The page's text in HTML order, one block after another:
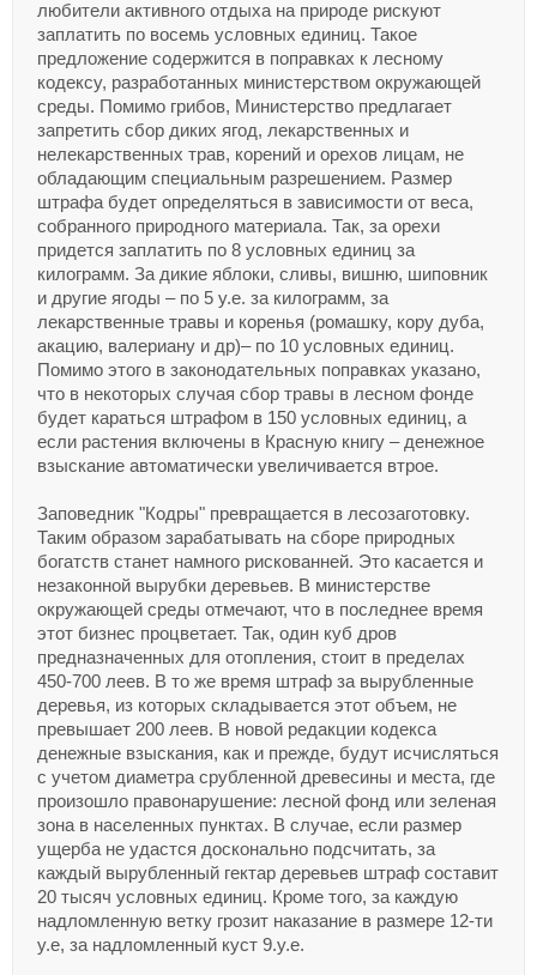
любители активного отдыха на природе рискуют
заплатить по восемь условных единиц. Такое
предложение содержится в поправках к лесному
кодексу, разработанных министерством окружающей
среды. Помимо грибов, Министерство предлагает
запретить сбор диких ягод, лекарственных и
нелекарственных трав, корений и орехов лицам, не
обладающим специальным разрешением. Размер
штрафа будет определяться в зависимости от веса,
собранного природного материала. Так, за орехи
придется заплатить по 8 условных единиц за
килограмм. За дикие яблоки, сливы, вишню, шиповник
и другие ягоды – по 5 у.е. за килограмм, за
лекарственные травы и коренья (ромашку, кору дуба,
акацию, валериану и др)– по 10 условных единиц.
Помимо этого в законодательных поправках указано,
что в некоторых случая сбор травы в лесном фонде
будет караться штрафом в 150 условных единиц, а
если растения включены в Красную книгу – денежное
взыскание автоматически увеличивается втрое.
Заповедник "Кодры" превращается в лесозаготовку.
Таким образом зарабатывать на сборе природных
богатств станет намного рискованней. Это касается и
незаконной вырубки деревьев. В министерстве
окружающей среды отмечают, что в последнее время
этот бизнес процветает. Так, один куб дров
предназначенных для отопления, стоит в пределах
450-700 леев. В то же время штраф за вырубленные
деревья, из которых складывается этот объем, не
превышает 200 леев. В новой редакции кодекса
денежные взыскания, как и прежде, будут исчисляться
с учетом диаметра срубленной древесины и места, где
произошло правонарушение: лесной фонд или зеленая
зона в населенных пунктах. В случае, если размер
ущерба не удастся досконально подсчитать, за
каждый вырубленный гектар деревьев штраф составит
20 тысяч условных единиц. Кроме того, за каждую
надломленную ветку грозит наказание в размере 12-ти
у.е, за надломленный куст 9.у.е.